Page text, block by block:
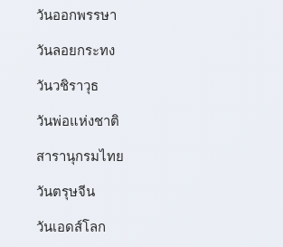
วันออกพรรษา
วันลอยกระทง
วันวชิราวุธ
วันพ่อแห่งชาติ
สารานุกรมไทย
วันตรุษจีน
วันเอดส์โลก